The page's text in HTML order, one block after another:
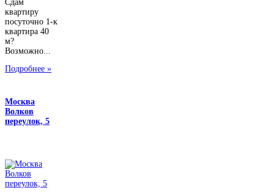
Сдам
квартиру
посуточно 1-к
квартира 40
м?
Возможно...
Подробнее »
Москва
Волков
переулок, 5